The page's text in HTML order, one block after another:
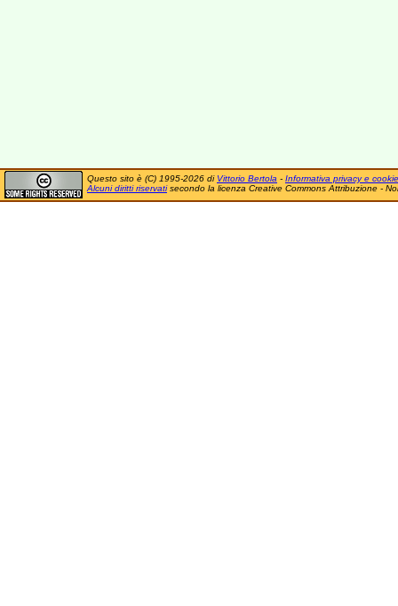
Questo sito è (C) 1995-2026 di Vittorio Bertola - Informativa privacy e cookie
Alcuni diritti riservatisecondo la licenza Creative Commons Attribuzione -